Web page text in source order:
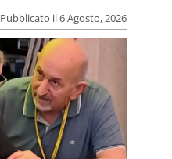
Pubblicato il 6 Agosto, 2026